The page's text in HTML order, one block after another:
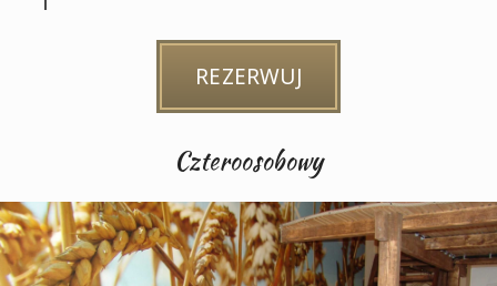
REZERWUJ
Czteroosobowy